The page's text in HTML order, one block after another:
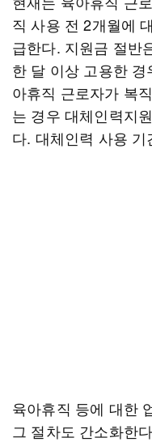
직 사용 전 2개월에
급한다. 지원금 절반
한 달 이상 고용한
아휴직 근로자가 복
는 경우 대체인력지
다. 대체인력 사용
육아휴직 등에 대한
그 절차도 간소화한